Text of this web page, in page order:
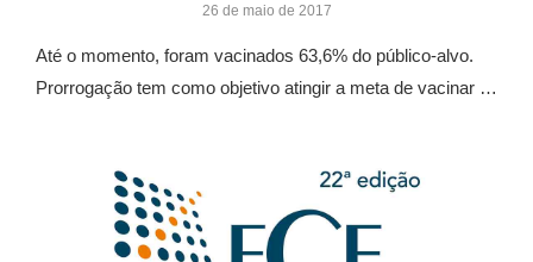
26 de maio de 2017
Até o momento, foram vacinados 63,6% do público-alvo.
Prorrogação tem como objetivo atingir a meta de vacinar …